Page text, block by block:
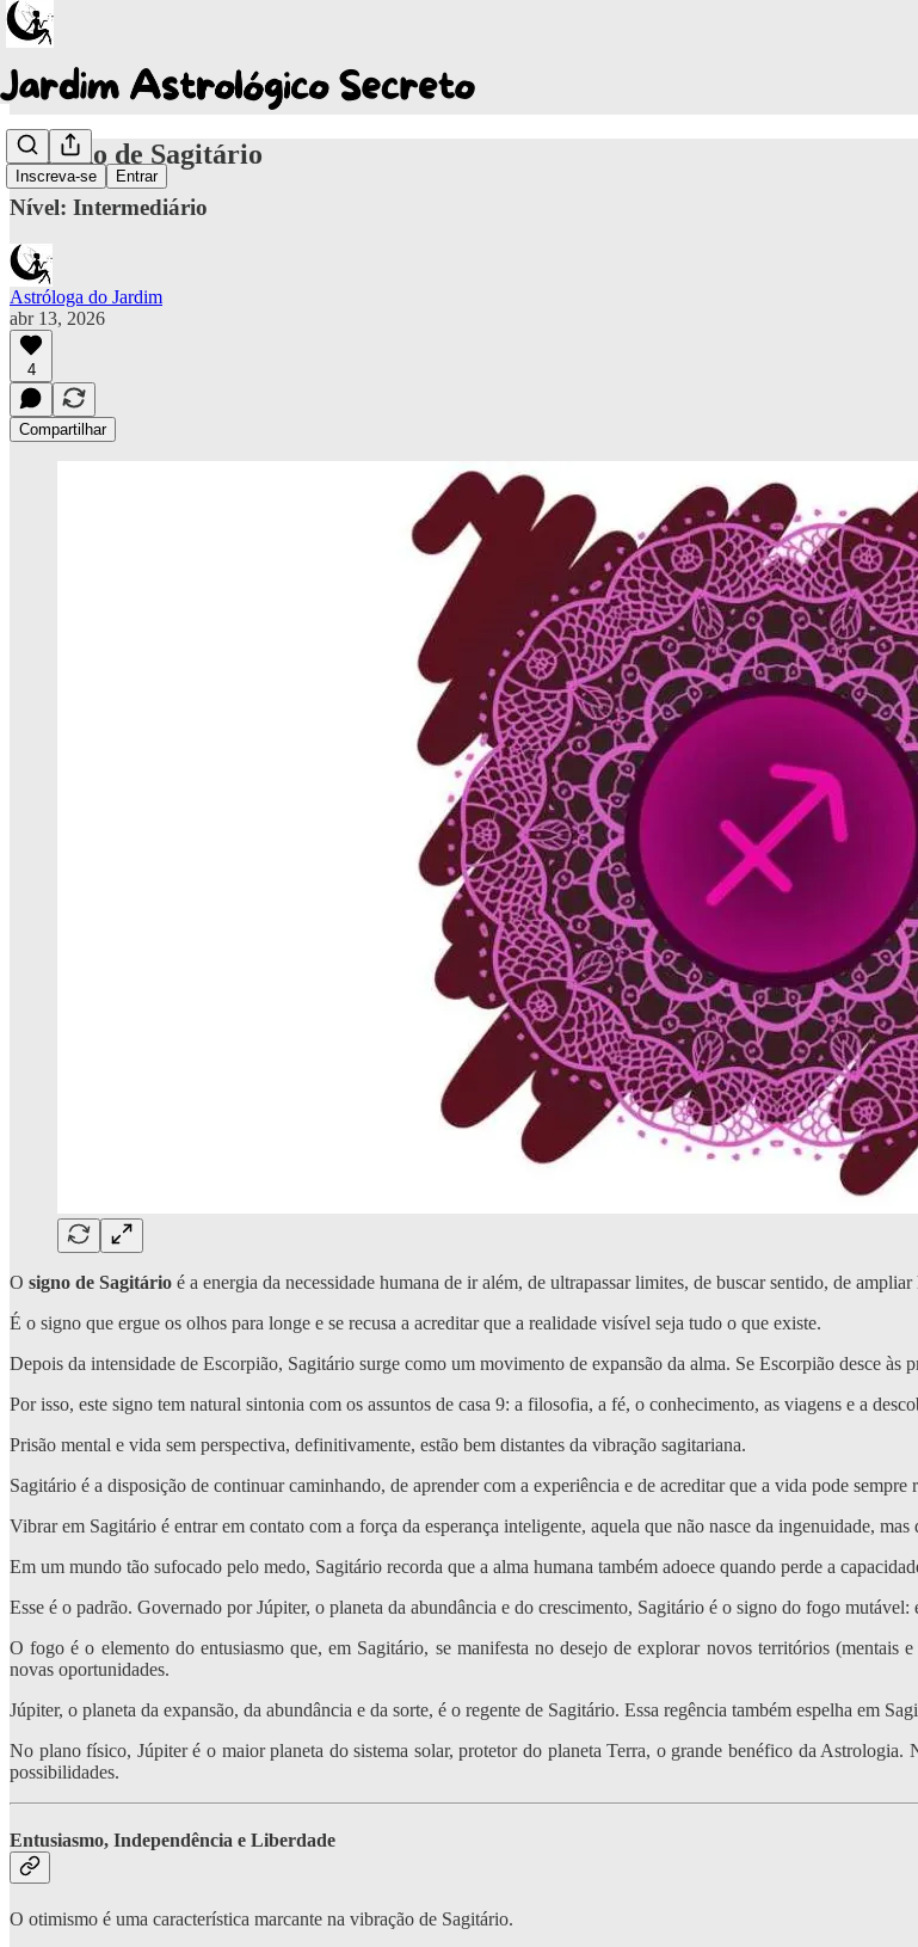
Inscreva-se Entrar
O Signo de Sagitário
Nível: Intermediário
Astróloga do Jardim
abr 13, 2026
4
Compartilhar
O signo de Sagitário é a energia da necessidade humana de ir além, de ultrapassar limites, de buscar sentido, de
É o signo que ergue os olhos para longe e se recusa a acreditar que a realidade visível seja tudo o que existe.
Depois da intensidade de Escorpião, Sagitário surge como um movimento de expansão da alma. Se Escorpião desce às
Por isso, este signo tem natural sintonia com os assuntos de casa 9: a filosofia, a fé, o conhecimento, as viagens e a
Prisão mental e vida sem perspectiva, definitivamente, estão bem distantes da vibração sagitariana.
Sagitário é a disposição de continuar caminhando, de aprender com a experiência e de acreditar que a vida pode
Vibrar em Sagitário é entrar em contato com a força da esperança inteligente, aquela que não nasce da ingenuidade, mas
Em um mundo tão sufocado pelo medo, Sagitário recorda que a alma humana também adoece quando perde a
Esse é o padrão. Governado por Júpiter, o planeta da abundância e do crescimento, Sagitário é o signo do fogo
O fogo é o elemento do entusiasmo que, em Sagitário, se manifesta no desejo de explorar novos territórios
novas oportunidades.
Júpiter, o planeta da expansão, da abundância e da sorte, é o regente de Sagitário. Essa regência também espelha em
No plano físico, Júpiter é o maior planeta do sistema solar, protetor do planeta Terra, o grande benéfico da
possibilidades.
Entusiasmo, Independência e Liberdade
O otimismo é uma característica marcante na vibração de Sagitário.